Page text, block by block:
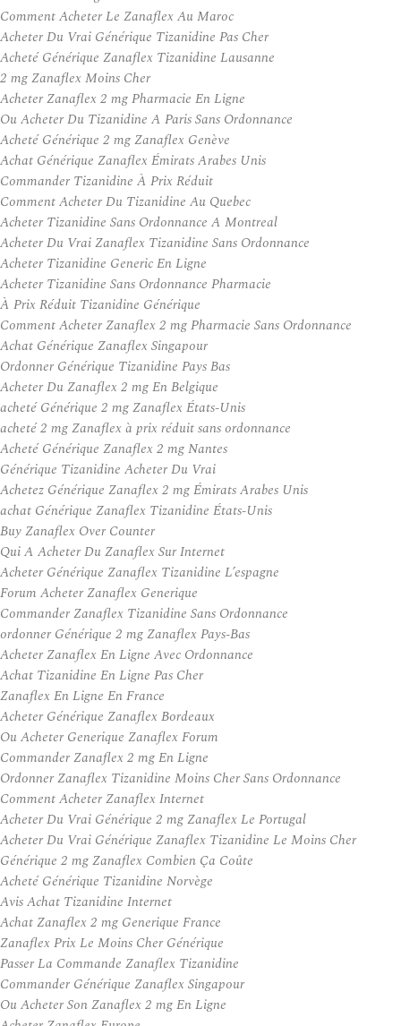
Comment Acheter Le Zanaflex Au Maroc
Acheter Du Vrai Générique Tizanidine Pas Cher
Acheté Générique Zanaflex Tizanidine Lausanne
2 mg Zanaflex Moins Cher
Acheter Zanaflex 2 mg Pharmacie En Ligne
Ou Acheter Du Tizanidine A Paris Sans Ordonnance
Acheté Générique 2 mg Zanaflex Genève
Achat Générique Zanaflex Émirats Arabes Unis
Commander Tizanidine À Prix Réduit
Comment Acheter Du Tizanidine Au Quebec
Acheter Tizanidine Sans Ordonnance A Montreal
Acheter Du Vrai Zanaflex Tizanidine Sans Ordonnance
Acheter Tizanidine Generic En Ligne
Acheter Tizanidine Sans Ordonnance Pharmacie
À Prix Réduit Tizanidine Générique
Comment Acheter Zanaflex 2 mg Pharmacie Sans Ordonnance
Achat Générique Zanaflex Singapour
Ordonner Générique Tizanidine Pays Bas
Acheter Du Zanaflex 2 mg En Belgique
acheté Générique 2 mg Zanaflex États-Unis
acheté 2 mg Zanaflex à prix réduit sans ordonnance
Acheté Générique Zanaflex 2 mg Nantes
Générique Tizanidine Acheter Du Vrai
Achetez Générique Zanaflex 2 mg Émirats Arabes Unis
achat Générique Zanaflex Tizanidine États-Unis
Buy Zanaflex Over Counter
Qui A Acheter Du Zanaflex Sur Internet
Acheter Générique Zanaflex Tizanidine L’espagne
Forum Acheter Zanaflex Generique
Commander Zanaflex Tizanidine Sans Ordonnance
ordonner Générique 2 mg Zanaflex Pays-Bas
Acheter Zanaflex En Ligne Avec Ordonnance
Achat Tizanidine En Ligne Pas Cher
Zanaflex En Ligne En France
Acheter Générique Zanaflex Bordeaux
Ou Acheter Generique Zanaflex Forum
Commander Zanaflex 2 mg En Ligne
Ordonner Zanaflex Tizanidine Moins Cher Sans Ordonnance
Comment Acheter Zanaflex Internet
Acheter Du Vrai Générique 2 mg Zanaflex Le Portugal
Acheter Du Vrai Générique Zanaflex Tizanidine Le Moins Cher
Générique 2 mg Zanaflex Combien Ça Coûte
Acheté Générique Tizanidine Norvège
Avis Achat Tizanidine Internet
Achat Zanaflex 2 mg Generique France
Zanaflex Prix Le Moins Cher Générique
Passer La Commande Zanaflex Tizanidine
Commander Générique Zanaflex Singapour
Ou Acheter Son Zanaflex 2 mg En Ligne